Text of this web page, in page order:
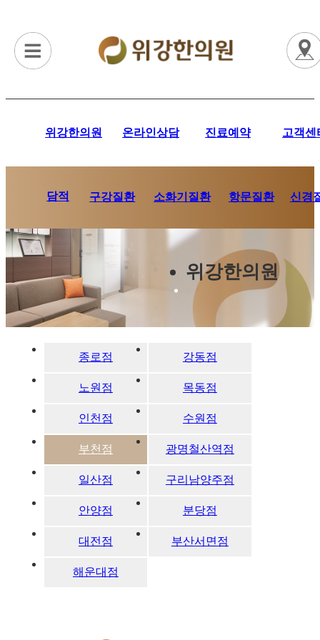
위강한의원 온라인상담 진료예약 고객센
담적 구강질환 소화기질환 항문질환 신경
위강한의원
종로점 강동점
노원점 목동점
인천점 수원점
부천점 광명철산역점
일산점 구리남양주점
안양점 분당점
대전점 부산서면점
해운대점